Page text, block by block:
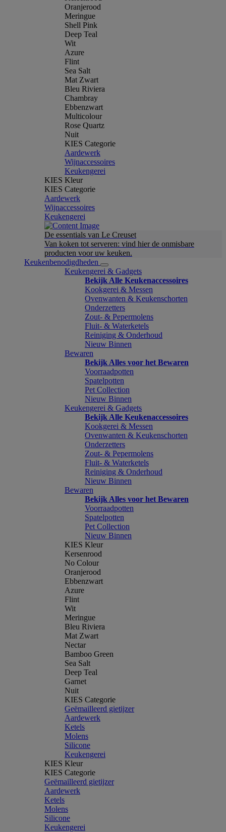
Oranjerood
Meringue
Shell Pink
Deep Teal
Wit
Azure
Flint
Sea Salt
Mat Zwart
Bleu Riviera
Chambray
Ebbenzwart
Multicolour
Rose Quartz
Nuit
KIES Categorie
Aardewerk
Wijnaccessoires
Keukengerei
KIES Kleur
KIES Categorie
Aardewerk
Wijnaccessoires
Keukengerei
De essentials van Le Creuset
Van koken tot serveren: vind hier de onmisbare
producten voor uw keuken.
Keukenbenodigdheden
Keukengerei & Gadgets
Bekijk Alle Keukenaccessoires
Kookgerei & Messen
Ovenwanten & Keukenschorten
Onderzetters
Zout- & Pepermolens
Fluit- & Waterketels
Reiniging & Onderhoud
Nieuw Binnen
Bewaren
Bekijk Alles voor het Bewaren
Voorraadpotten
Spatelpotten
Pet Collection
Nieuw Binnen
Keukengerei & Gadgets
Bekijk Alle Keukenaccessoires
Kookgerei & Messen
Ovenwanten & Keukenschorten
Onderzetters
Zout- & Pepermolens
Fluit- & Waterketels
Reiniging & Onderhoud
Nieuw Binnen
Bewaren
Bekijk Alles voor het Bewaren
Voorraadpotten
Spatelpotten
Pet Collection
Nieuw Binnen
KIES Kleur
Kersenrood
No Colour
Oranjerood
Ebbenzwart
Azure
Flint
Wit
Meringue
Bleu Riviera
Mat Zwart
Nectar
Bamboo Green
Sea Salt
Deep Teal
Garnet
Nuit
KIES Categorie
Geëmailleerd gietijzer
Aardewerk
Ketels
Molens
Silicone
Keukengerei
KIES Kleur
KIES Categorie
Geëmailleerd gietijzer
Aardewerk
Ketels
Molens
Silicone
Keukengerei